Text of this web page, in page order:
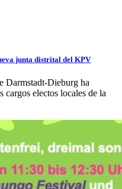
junta distrital del KPV
Darmstadt-Dieburg ha
electos locales de la